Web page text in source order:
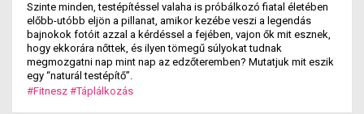
Szinte minden, testépítéssel valaha is próbálkozó fiatal életében
előbb-utóbb eljön a pillanat, amikor kezébe veszi a legendás
bajnokok fotóit azzal a kérdéssel a fejében, vajon ők mit esznek,
hogy ekkorára nőttek, és ilyen tömegű súlyokat tudnak
megmozgatni nap mint nap az edzőteremben? Mutatjuk mit eszik
egy “naturál testépítő”.
#Fitnesz #Táplálkozás